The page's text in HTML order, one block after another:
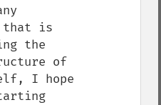
that is
the
of
I hope